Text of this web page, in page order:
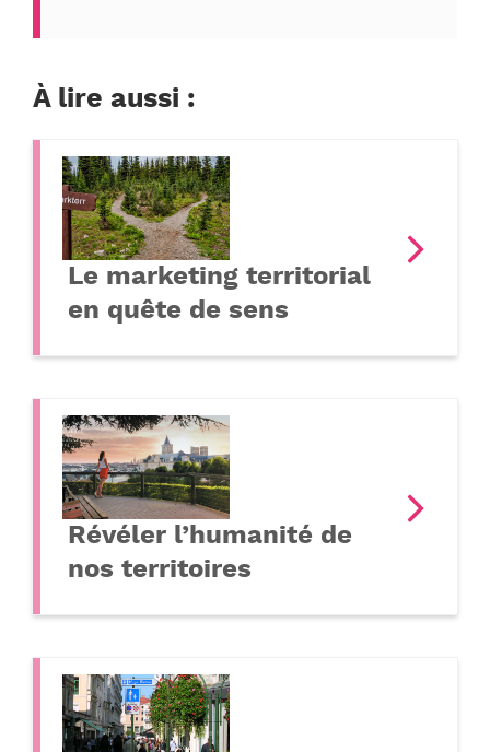
À lire aussi :
Le marketing territorial
en quête de sens
Révéler l’humanité de
nos territoires